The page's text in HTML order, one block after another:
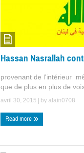
Hassan Nasrallah
provenant de l’intérieur
que de plus en plus de
avril 30, 2015 | by alain0708
Read more